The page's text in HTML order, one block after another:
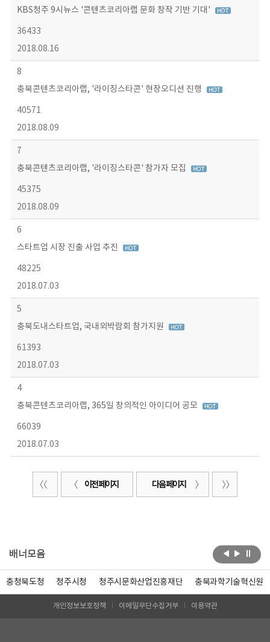
KBS청주 9시뉴스 '콘텐츠코리아랩 문화 창작 기반 기대'
36433
2018.08.16
8
충북콘텐츠코리아랩, '라이징스타콘' 현장오디션 진행
40571
2018.08.09
7
충북콘텐츠코리아랩, '라이징스타콘' 참가자 모집
45375
2018.08.09
6
스타트업 시장 진출 사업 추진
48225
2018.07.03
5
충북도내스타트업, 국내외박람회 참가지원
61393
2018.07.03
4
충북콘텐츠코리아랩, 365일 창의적인 아이디어 공모
66039
2018.07.03
이전 페이지 다음 페이지
배너모음
충청북도청 청주시청 청주시문화산업진흥재단 충북과학기술혁신원
개인정보보호정책 이메일무단수집거부 이용약관